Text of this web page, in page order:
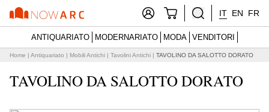
IT EN FR
ANTIQUARIATO MODERNARIATO MODA VENDITORI
Home | Antiquariato | Mobili Antichi | Tavolini Antichi | TAVOLINO DA SALOTTO DORATO
TAVOLINO DA SALOTTO DORATO